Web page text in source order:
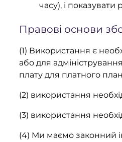
часу), і
Правові основи
(1) Використання є
або для
плату для платного
(2) використання
(3) використання
(4) Ми маємо законний